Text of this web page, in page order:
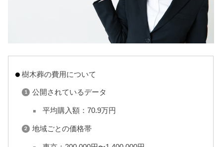
樹木葬の費用について
公開されているデータ
平均購入額：70.9万円
地域ごとの価格帯